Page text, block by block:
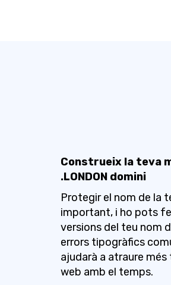
Construeix la teva
.LONDON domini
Protegir el nom de la
important, i ho pots
versions del teu nom
errors tipogràfics
ajudarà a atraure
web amb el temps.